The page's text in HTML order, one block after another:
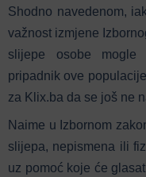
Shodno navedenom,
važnost izmjene
slijepe osobe mogle
pripadnik ove
za Klix.ba da se još ne
Naime u Izbornom
slijepa, nepismena ili
uz pomoć koje će